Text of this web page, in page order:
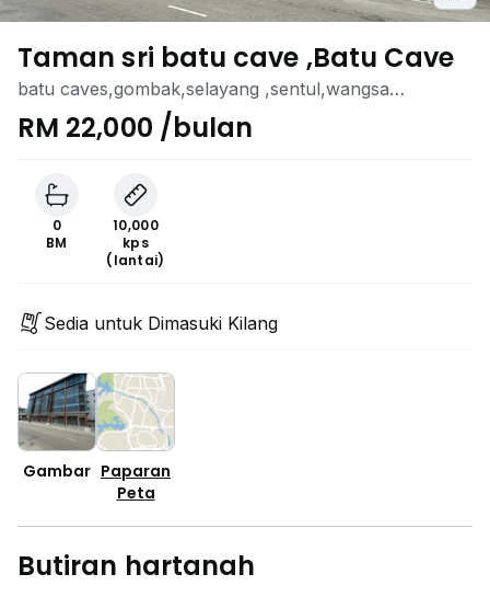
Taman sri batu cave ,Batu Cave
batu caves,gombak,selayang ,sentul,wangsa
maju,Kepong, Batu Caves, Selangor
RM 22,000 /bulan
0
BM
10,000
kps
(lantai)
Sedia untuk Dimasuki Kilang
Gambar Paparan
Peta
Butiran hartanah